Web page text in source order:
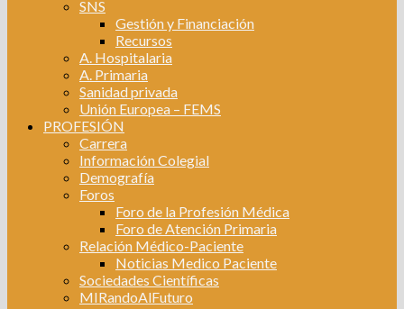
SNS
Gestión y Financiación
Recursos
A. Hospitalaria
A. Primaria
Sanidad privada
Unión Europea – FEMS
PROFESIÓN
Carrera
Información Colegial
Demografía
Foros
Foro de la Profesión Médica
Foro de Atención Primaria
Relación Médico-Paciente
Noticias Medico Paciente
Sociedades Científicas
MIRandoAlFuturo